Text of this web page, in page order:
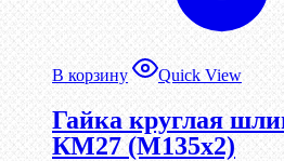
В корзину Quick View
Гайка круглая
КМ27 (М135х2)